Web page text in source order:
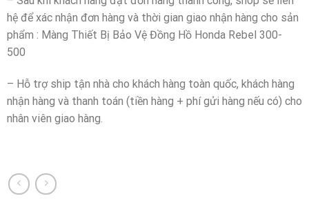
hệ để xác nhận đơn hàng và thời gian giao nhận hàng cho sản
phẩm : Màng Thiết Bị Bảo Vệ Đồng Hồ Honda Rebel 300-
500
– Hỗ trợ ship tận nhà cho khách hàng toàn quốc, khách hàng
nhận hàng và thanh toán (tiền hàng + phí gửi hàng nếu có) cho
nhân viên giao hàng.